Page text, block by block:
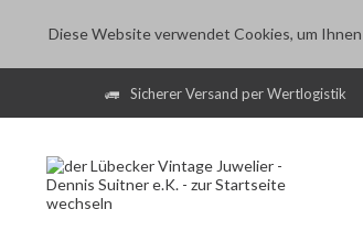
Diese Website verwendet Cookies, um
Sicherer Versand per Wertlogistik